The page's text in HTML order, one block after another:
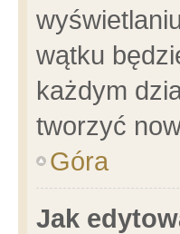
wątku
każdym
tworzyć
Góra
Jak